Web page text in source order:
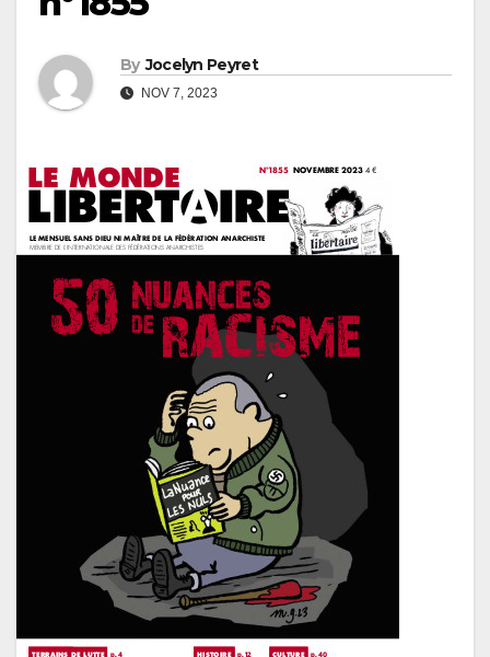
By Jocelyn Peyret
NOV 7, 2023